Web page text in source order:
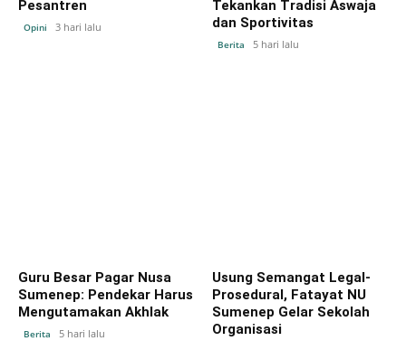
Pesantren
Opini 3 hari lalu
Tekankan Tradisi Aswaja
dan Sportivitas
Berita 5 hari lalu
Guru Besar Pagar Nusa
Sumenep: Pendekar Harus
Mengutamakan Akhlak
Berita 5 hari lalu
Usung Semangat Legal-
Prosedural, Fatayat NU
Sumenep Gelar Sekolah
Organisasi